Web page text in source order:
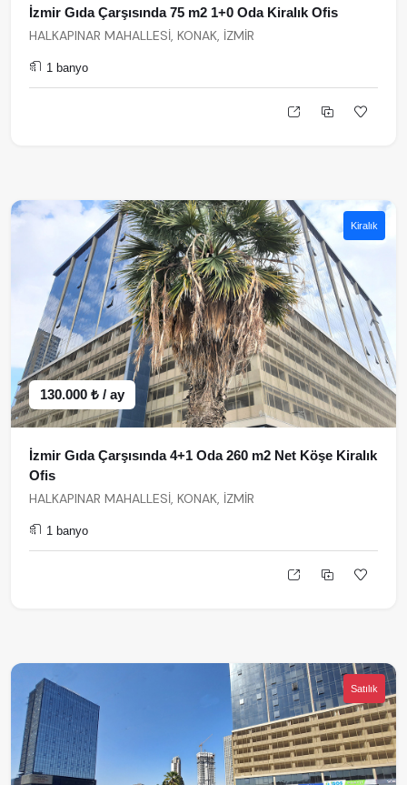
İzmir Gıda Çarşısında 75 m2 1+0 Oda Kiralık Ofis
HALKAPINAR MAHALLESİ, KONAK, İZMİR
1 banyo
Kiralık
130.000 ₺ / ay
İzmir Gıda Çarşısında 4+1 Oda 260 m2 Net Köşe Kiralık
Ofis
HALKAPINAR MAHALLESİ, KONAK, İZMİR
1 banyo
Satılık